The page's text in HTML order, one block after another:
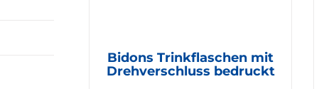
Bidons Trinkflaschen mit
Drehverschluss bedruckt